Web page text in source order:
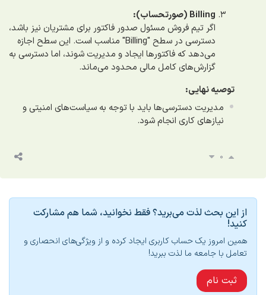
Billing (صورتحساب):
اگر تیم فروش مسئول صدور فاکتور برای مشتریان نیز باشد،
دسترسی در سطح "Billing" مناسب است. این سطح اجازه
می‌دهد که فاکتورها ایجاد و مدیریت شوند، اما دسترسی به
گزارش‌های کامل مالی محدود می‌ماند.
توصیه نهایی:
مدیریت دسترسی‌ها باید با توجه به سیاست‌های امنیتی و
نیازهای کاری انجام شود.
0
از این بحث لذت می‌برید؟ فقط نخوانید، شما هم مشارکت
کنید!
همین امروز یک حساب کاربری ایجاد کرده و از ویژگی‌های انحصاری و
تعامل با جامعه ما لذت ببرید!
ثبت نام